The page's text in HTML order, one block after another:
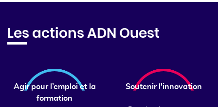
Les actions ADN Ouest
Agir pour l’emploi et la
formation
Soutenir l'innovation